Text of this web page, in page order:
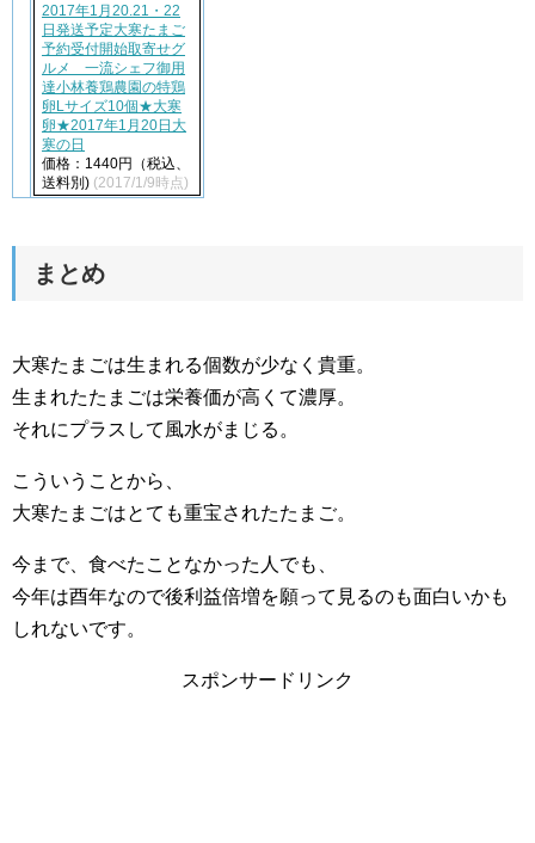
2017年1月20.21・22
日発送予定大寒たまご
予約受付開始取寄せグ
ルメ 一流シェフ御用
達小林養鶏農園の特鶏
卵Lサイズ10個★大寒
卵★2017年1月20日大
寒の日
価格：1440円（税込、
送料別) (2017/1/9時点)
まとめ
大寒たまごは生まれる個数が少なく貴重。
生まれたたまごは栄養価が高くて濃厚。
それにプラスして風水がまじる。
こういうことから、
大寒たまごはとても重宝されたたまご。
今まで、食べたことなかった人でも、
今年は酉年なので後利益倍増を願って見るのも面白いかも
しれないです。
スポンサードリンク